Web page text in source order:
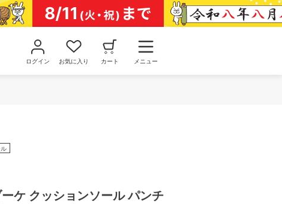
ログイン お気に入り カート メニュー
ケ クッションソール パンチ